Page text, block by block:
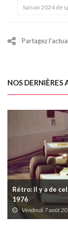
Saison 2024 de
Partagez
NOS
Rétro: Il y a de
1976
Vendredi 7 août